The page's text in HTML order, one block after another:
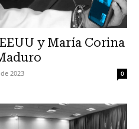
y María Corina
2023 0